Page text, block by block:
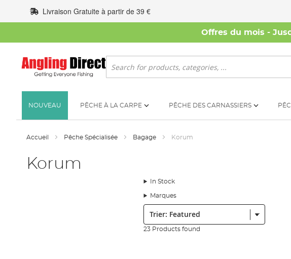
au
contenu
Livraison Gratuite à partir de 39 €
Offres du mois -
Rechercher
NOUVEAU PÊCHE À LA CARPE PÊCHE DES CARNASSIERS
Accueil Pêche Spécialisée Bagage Korum
Korum
In Stock
Marques
Trier:
23 Products found